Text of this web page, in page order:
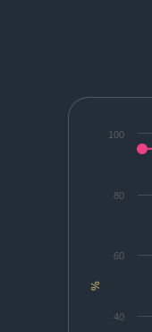
%
40
60
80
100